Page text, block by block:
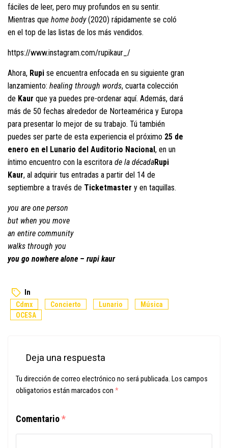
fáciles de leer, pero muy profundos en su sentir.
Mientras que home body(2020) rápidamente se coló
en el top de las listas de los más vendidos.
https://www.instagram.com/rupikaur_/
Ahora, Rupi se encuentra enfocada en su siguiente gran
lanzamiento: healing through words, cuarta colección
de Kaur que ya puedes pre-ordenar aquí. Además, dará
más de 50 fechas alrededor de Norteamérica y Europa
para presentar lo mejor de su trabajo. Tú también
puedes ser parte de esta experiencia el próximo 25 de
enero en el Lunario del Auditorio Nacional, en un
íntimo encuentro con la escritora de la décadaRupi
Kaur, al adquirir tus entradas a partir del 14 de
septiembre a través de Ticketmaster y en taquillas.
you are one person
​but when you move
​an entire community
​walks through you
you go nowhere alone – rupi kaur
In
Cdmx Concierto Lunario
Música
OCESA
Deja una respuesta
Tu dirección de correo electrónico no será publicada. Los campos
obligatorios están marcados con *
Comentario*